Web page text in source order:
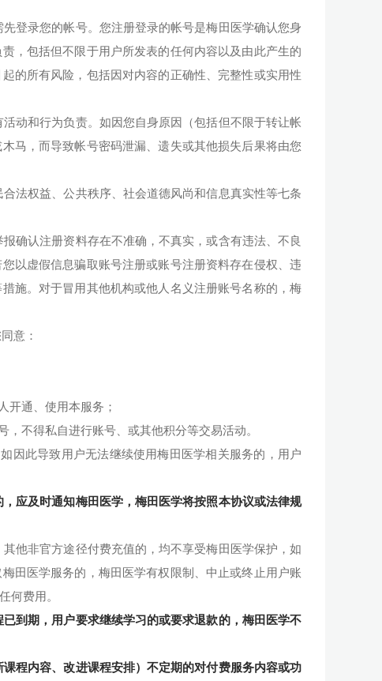
登录您的帐号。您注册登录的帐号是梅田医学确认您身
，包括但不限于用户所发表的任何内容以及由此产生的
的所有风险，包括因对内容的正确性、完整性或实用性
动和行为负责。如因您自身原因（包括但不限于转让帐
马，而导致帐号密码泄漏、遗失或其他损失后果将由您
法权益、公共秩序、社会道德风尚和信息真实性等七条
确认注册资料存在不准确，不真实，或含有违法、不良
以虚假信息骗取账号注册或账号注册资料存在侵权、违
施。对于冒用其他机构或他人名义注册账号名称的，梅
意：
开通、使用本服务；
不得私自进行账号、或其他积分等交易活动。
此导致用户无法继续使用梅田医学相关服务的，用户
应及时通知梅田医学，梅田医学将按照本协议或法律规
他非官方途径付费充值的，均不享受梅田医学保护，如
田医学服务的，梅田医学有权限制、中止或终止用户账
费用。
到期，用户要求继续学习的或要求退款的， 梅田医学不
程内容、改进课程安排）不定期的对付费服务内容或功